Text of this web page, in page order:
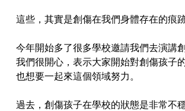
這些，其實是創傷在我們身體存在的痕
今年開始多了很多學校邀請我們去演講
我們很開心，表示大家開始對創傷孩子
也想要一起來這個領域努力。
過去，創傷孩子在學校的狀態是非常不